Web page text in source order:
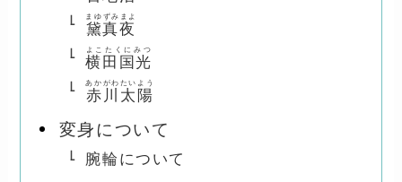
黛真夜
まゆずみまよ
横田国光
よこたくにみつ
赤川太陽
あかがわたいよう
変身について
腕輪について